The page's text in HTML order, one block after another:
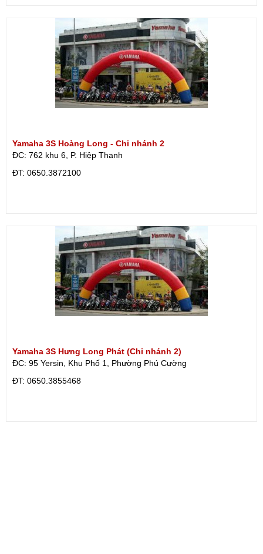
Yamaha 3S Hoàng Long - Chi nhánh 2
ĐC: 762 khu 6, P. Hiệp Thanh
ÐT: 0650.3872100
Yamaha 3S Hưng Long Phát (Chi nhánh 2)
ĐC: 95 Yersin, Khu Phố 1, Phường Phú Cường
ÐT: 0650.3855468